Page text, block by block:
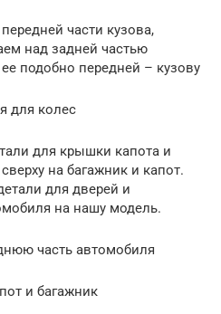
части кузова,
над задней частью
подобно передней – кузову
для колес
для крышки капота и
на багажник и капот.
для дверей и
на нашу модель.
часть автомобиля
и багажник